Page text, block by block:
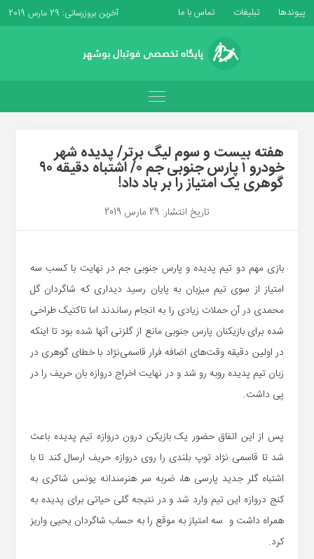
پیوندها تبلیغات تماس با ما آخرین بروزرسانی: 29 مارس 2019
هفته بیست و سوم لیگ برتر/ پدیده شهر
خودرو ۱ پارس جنوبی جم ۰/ اشتباه دقیقه ۹۰
گوهری یک امتیاز را بر باد داد!
تاریخ انتشار: 29 مارس 2019
بازی مهم دو تیم پدیده و پارس جنوبی جم در نهایت با کسب سه
امتیاز از سوی تیم میزبان به پایان رسید دیداری که شاگردان گل
محمدی در آن حملات زیادی را به انجام رساندند اما تاکتیک طراحی
شده برای بازیکنان پارس جنوبی مانع از گلزنی آنها شده بود تا اینکه
در اولین دقیقه وقت‌های اضافه فرار قاسمی‌نژاد با خطای گوهری در
زبان تیم پدیده روبه رو شد و در نهایت اخراج دروازه بان حریف را در
پی داشت.
پس از این اتفاق حضور یک بازیکن درون دروازه تیم پدیده باعث
شد تا قاسمی نژاد توپ بلندی را روی دروازه حریف ارسال کند تا با
اشتباه گلر جدید پارسی ها، ضربه سر هنرمندانه یونس شاکری به
کنج دروازه این تیم وارد شد و در نتیجه گلی حیاتی برای پدیده به
همراه داشت و سه امتیاز به موقع را به حساب شاگردان یحیی واریز
کرد.